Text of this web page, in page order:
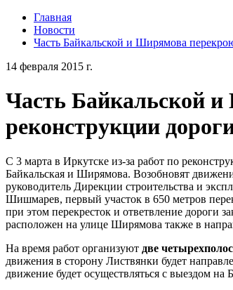
Главная
Новости
Часть Байкальской и Ширямова
14 февраля 2015 г.
Часть Байкальской
реконструкции
С 3 марта в Иркутске из-за работ по
Байкальская и Ширямова. Возобновят
руководитель Дирекции строительства и
Шишмарев, первый участок в 650 метров
при этом перекресток и ответвление дороги
расположен на улице Ширямова также в
На время работ организуют две
движения в сторону Листвянки будет
движение будет осуществляться с выездом